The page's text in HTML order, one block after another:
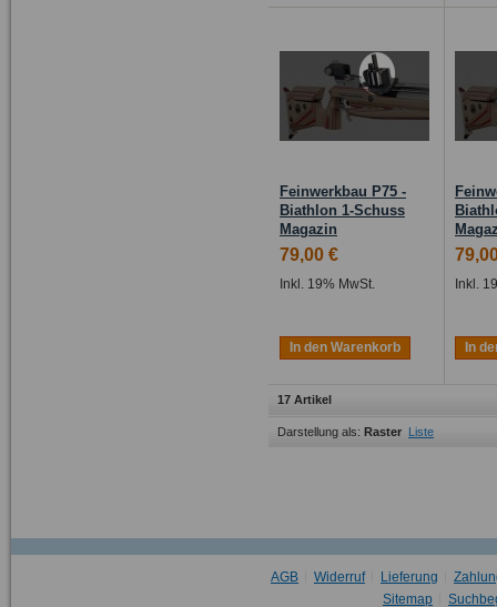
Feinwerkbau P75 -
Biathlon 1-Schuss
Magazin
79,00 €
Inkl. 19% MwSt.
In den Warenkorb
Inkl.
In
17 Artikel
Darstellung als: Raster Liste
AGB Widerruf Lieferung
Sitemap